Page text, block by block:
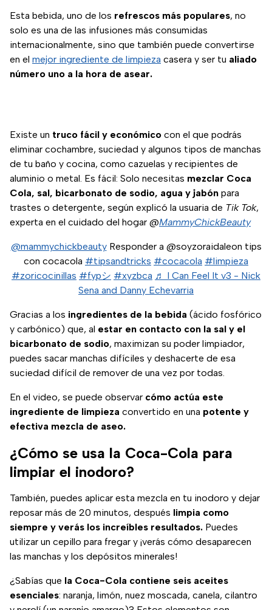
Esta bebida, uno de los refrescos más populares, no
solo es una de las infusiones más consumidas
internacionalmente, sino que también puede convertirse
en el mejor ingrediente de limpieza casera y ser tu aliado
número uno a la hora de asear.
Existe un truco fácil y económico con el que podrás
eliminar cochambre, suciedad y algunos tipos de manchas
de tu baño y cocina, como cazuelas y recipientes de
aluminio o metal. Es fácil: Solo necesitas mezclar Coca
Cola, sal, bicarbonato de sodio, agua y jabón para
trastes o detergente, según explicó la usuaria de Tik Tok,
experta en el cuidado del hogar @MammyChickBeauty
@mammychickbeautyResponder a @soyzoraidaleon tips
con cocacola #tipsandtricks #cocacola #limpieza
#zoricocinillas #fypシ #xyzbca ♬ I Can Feel It v3 - Nick
Sena and Danny Echevarria
Gracias a los ingredientes de la bebida (ácido fosfórico
y carbónico) que, al estar en contacto con la sal y el
bicarbonato de sodio, maximizan su poder limpiador,
puedes sacar manchas difíciles y deshacerte de esa
suciedad difícil de remover de una vez por todas.
En el video, se puede observar cómo actúa este
ingrediente de limpieza convertido en una potente y
efectiva mezcla de aseo.
¿Cómo se usa la Coca-Cola para
limpiar el inodoro?
También, puedes aplicar esta mezcla en tu inodoro y dejar
reposar más de 20 minutos, después limpia como
siempre y verás los increíbles resultados. Puedes
utilizar un cepillo para fregar y ¡verás cómo desaparecen
las manchas y los depósitos minerales!
¿Sabías que la Coca-Cola contiene seis aceites
esenciales: naranja, limón, nuez moscada, canela, cilantro